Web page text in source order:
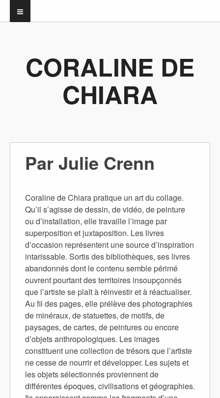
CORALINE DE
CHIARA
Par Julie Crenn
Coraline de Chiara pratique un art du collage.
Qu’il s’agisse de dessin, de vidéo, de peinture
ou d’installation, elle travaille l’image par
superposition et juxtaposition. Les livres
d’occasion représentent une source d’inspiration
intarissable. Sortis des bibliothèques, ses livres
abandonnés dont le contenu semble périmé
ouvrent pourtant des territoires insoupçonnés
que l’artiste se plaît à réinvestir et à réactualiser.
Au fil des pages, elle prélève des photographies
de minéraux, de statuettes, de motifs, de
paysages, de cartes, de peintures ou encore
d’objets anthropologiques. Les images
constituent une collection de trésors que l’artiste
ne cesse de nourrir et développer. Les sujets et
les objets sélectionnés proviennent de
différentes époques, civilisations et géographies.